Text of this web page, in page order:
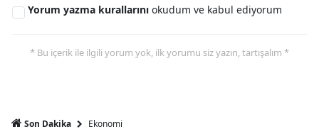
Yorum yazma kurallarını okudum ve kabul ediyorum
* Bu içerik ile ilgili yorum yok, ilk yorumu siz yazın, tartışalım *
Son Dakika Ekonomi